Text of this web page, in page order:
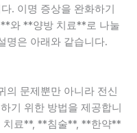
. 이명 증상을 완화하기
와 **양방 치료**로 나눌
명은 아래와 같습니다.
문제뿐만 아니라 전신
기 위한 방법을 제공합니
치료**, **침술**, **한약**